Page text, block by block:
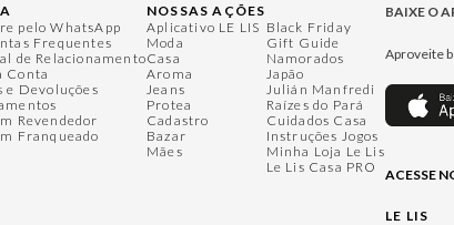
pelo WhatsApp
Frequentes
de Relacionamento
Conta
e Devoluções
Revendedor
Franqueado
NOSSAS AÇÕES
Aplicativo LE LIS
Moda
Casa
Aroma
Jeans
Protea
Cadastro
Bazar
Mães
Black Friday
Gift Guide
Namorados
Japão
Julián Manfredi
Raízes do Pará
Cuidados Casa
Instruções Jogos
Minha Loja Le Lis
Le Lis Casa PRO
BAIXE O
Aproveite
ACESSE
LE LIS